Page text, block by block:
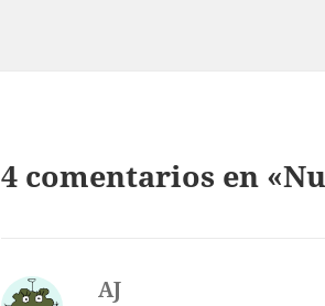
4 comentarios en
AJ